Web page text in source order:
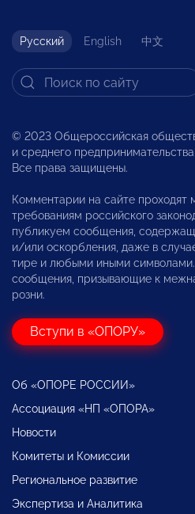
Русский English 中文
© 2023 Общероссийская
и среднего
Все права защищены.
Комментарии на сайте проходят
требованиям российского
публикуем сообщения,
и/или оскорбления, даже в
тире и любыми иными
сообщения, призывающие к
розни.
Вступи в «ОПОРУ»
Об «ОПОРЕ РОССИИ»
Ассоциация «НП «ОПОРА»
Новости
Комитеты и Комиссии
Региональное развитие
Экспертиза и Аналитика